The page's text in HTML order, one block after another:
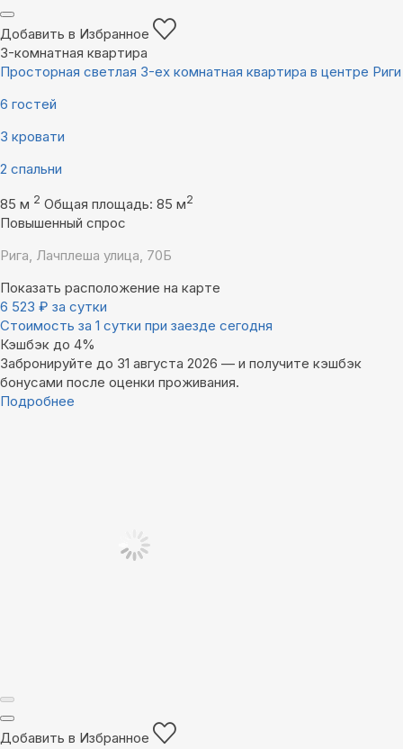
Добавить в Избранное
3-комнатная квартира
Просторная светлая 3-ех комнатная квартира в центре Риги
6 гостей
3 кровати
2 спальни
85 м 2 Общая площадь: 85 м2
Повышенный спрос
Рига, Лачплеша улица, 70Б
Показать расположение на карте
6 523 ₽ за сутки
Стоимость за 1 сутки при заезде сегодня
Кэшбэк до 4%
Забронируйте до 31 августа 2026 — и получите кэшбэк
бонусами после оценки проживания.
Подробнее
Добавить в Избранное